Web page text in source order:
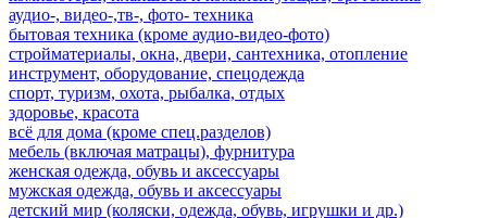
аудио-, видео-,тв-, фото- техника
бытовая техника (кроме аудио-видео-фото)
стройматериалы, окна, двери, сантехника, отопление
инструмент, оборудование, спецодежда
спорт, туризм, охота, рыбалка, отдых
здоровье, красота
всё для дома (кроме спец.разделов)
мебель (включая матрацы), фурнитура
женская одежда, обувь и аксессуары
мужская одежда, обувь и аксессуары
детский мир (коляски, одежда, обувь, игрушки и др.)